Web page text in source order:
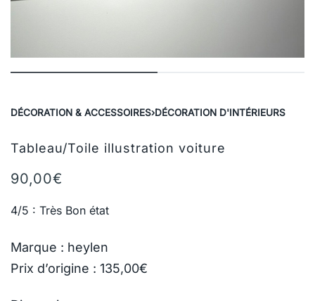
DÉCORATION & ACCESSOIRES›DÉCORATION D'INTÉRIEURS
Tableau/Toile illustration voiture
90,00€
4/5 : Très Bon état
Marque : heylen
Prix d’origine : 135,00€